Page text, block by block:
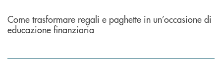
Come trasformare regali e paghette in un’occasione di
educazione finanziaria